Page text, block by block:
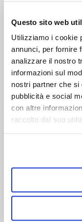
Questo sito web
Utilizziamo i cookie
annunci, per fornire
analizzare il nostro
informazioni sul
nostri partner che si
pubblicità e social
con altre
raccolto dal suo
VIENI A